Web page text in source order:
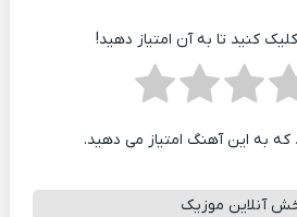
کنید تا به آن امتیاز دهید!
که به این آهنگ امتیاز می دهید.
آنلاین موزیک